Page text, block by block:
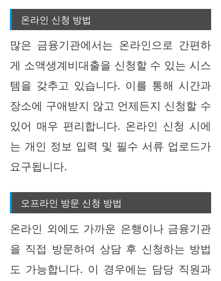
온라인 신청 방법
많은 금융기관에서는 온라인으로 간편하
게 소액생계비대출을 신청할 수 있는 시스
템을 갖추고 있습니다. 이를 통해 시간과
장소에 구애받지 않고 언제든지 신청할 수
있어 매우 편리합니다. 온라인 신청 시에
는 개인 정보 입력 및 필수 서류 업로드가
요구됩니다.
오프라인 방문 신청 방법
온라인 외에도 가까운 은행이나 금융기관
을 직접 방문하여 상담 후 신청하는 방법
도 가능합니다. 이 경우에는 담당 직원과